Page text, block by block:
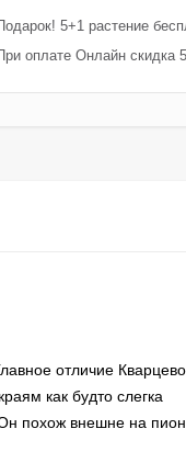
5+1 растение
оплате Онлайн скидка
отличие
как будто слегка
похож внешне на